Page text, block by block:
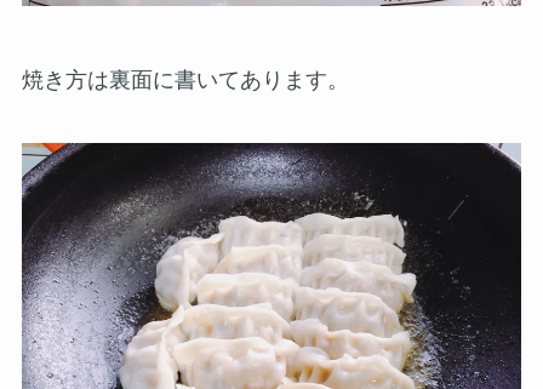
焼き方は裏面に書いてあります。